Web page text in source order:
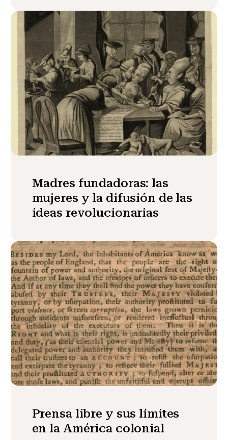
Madres fundadoras: las
mujeres y la difusión de las
ideas revolucionarias
Prensa libre y sus límites
en la América colonial